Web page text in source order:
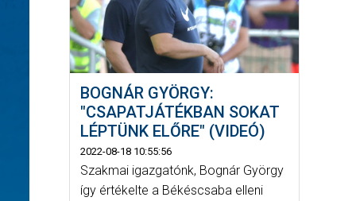
BOGNÁR GYÖRGY:
"CSAPATJÁTÉKBAN SOKAT
LÉPTÜNK ELŐRE" (VIDEÓ)
2022-08-18 10:55:56
Szakmai igazgatónk, Bognár György
így értékelte a Békéscsaba elleni